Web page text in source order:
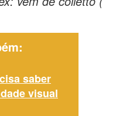
saber
visual